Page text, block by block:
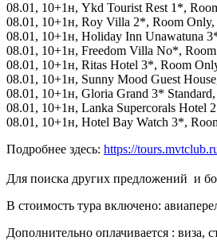
08.01, 10+1н, Ykd Tourist Rest 1*,
08.01, 10+1н, Roy Villa 2*, Room
08.01, 10+1н, Holiday Inn Unawatuna
08.01, 10+1н, Freedom Villa No*,
08.01, 10+1н, Ritas Hotel 3*, Room
08.01, 10+1н, Sunny Mood Guest
08.01, 10+1н, Gloria Grand 3*
08.01, 10+1н, Lanka Supercorals Hotel
08.01, 10+1н, Hotel Bay Watch 3*,
Подробнее здесь: https://
Для поиска других предложений  и
В стоимость тура включено:
Дополнительно оплачивается : виза,